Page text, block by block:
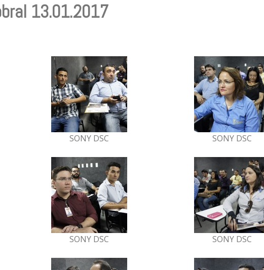
13.01.2017
SONY DSC SONY DSC
SONY DSC SONY DSC